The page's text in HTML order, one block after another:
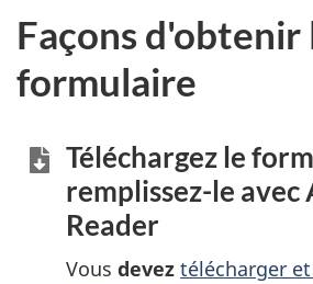
Façons d'obtenir
formulaire
Téléchargez le
remplissez-le avec
Reader
Vous devez télécharger